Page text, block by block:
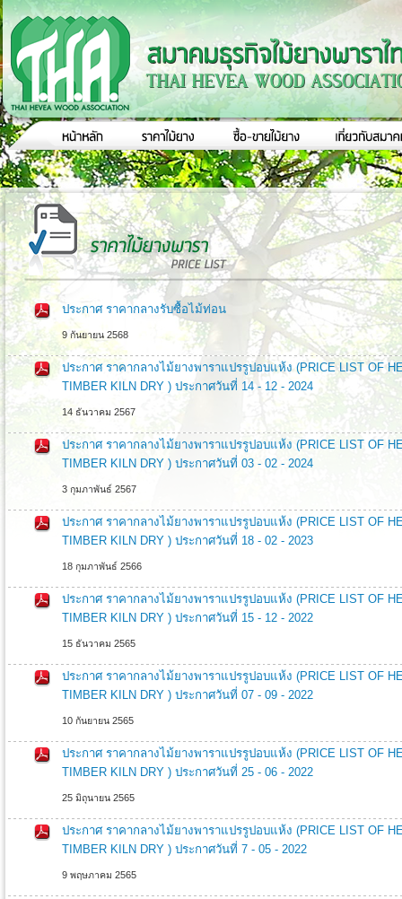
ประกาศ ราคากลางรับซื้อไม้ท่อน
9 กันยายน 2568
ประกาศ ราคากลางไม้ยางพาราแปรรูปอบแห้ง (PRICE LIST OF
TIMBER KILN DRY ) ประกาศวันที่ 14 - 12 - 2024
14 ธันวาคม 2567
ประกาศ ราคากลางไม้ยางพาราแปรรูปอบแห้ง (PRICE LIST OF
TIMBER KILN DRY ) ประกาศวันที่ 03 - 02 - 2024
3 กุมภาพันธ์ 2567
ประกาศ ราคากลางไม้ยางพาราแปรรูปอบแห้ง (PRICE LIST OF
TIMBER KILN DRY ) ประกาศวันที่ 18 - 02 - 2023
18 กุมภาพันธ์ 2566
ประกาศ ราคากลางไม้ยางพาราแปรรูปอบแห้ง (PRICE LIST OF
TIMBER KILN DRY ) ประกาศวันที่ 15 - 12 - 2022
15 ธันวาคม 2565
ประกาศ ราคากลางไม้ยางพาราแปรรูปอบแห้ง (PRICE LIST OF
TIMBER KILN DRY ) ประกาศวันที่ 07 - 09 - 2022
10 กันยายน 2565
ประกาศ ราคากลางไม้ยางพาราแปรรูปอบแห้ง (PRICE LIST OF
TIMBER KILN DRY ) ประกาศวันที่ 25 - 06 - 2022
25 มิถุนายน 2565
ประกาศ ราคากลางไม้ยางพาราแปรรูปอบแห้ง (PRICE LIST OF
TIMBER KILN DRY ) ประกาศวันที่ 7 - 05 - 2022
9 พฤษภาคม 2565